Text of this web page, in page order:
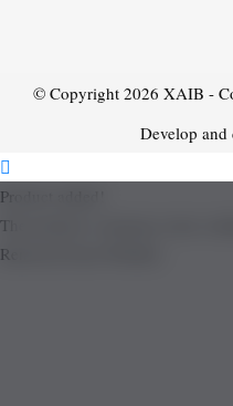
© Copyright 2026 XAIB -
Develop
Product added!
The product is already in the
Removed from Wishlist